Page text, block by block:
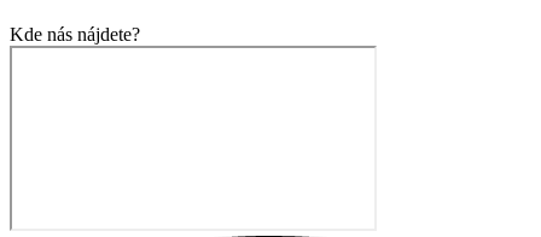
Kde nás nájdete?